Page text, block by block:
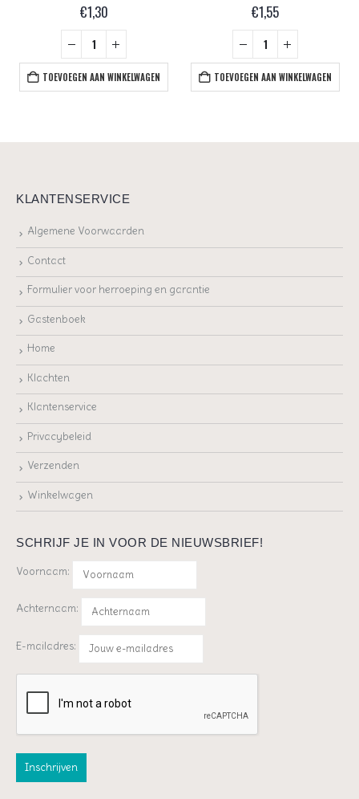
€1,30
TOEVOEGEN AAN WINKELWAGEN
€1,55
TOEVOEGEN AAN WINKELWAGEN
KLANTENSERVICE
Algemene Voorwaarden
Contact
Formulier voor herroeping en garantie
Gastenboek
Home
Klachten
Klantenservice
Privacybeleid
Verzenden
Winkelwagen
SCHRIJF JE IN VOOR DE NIEUWSBRIEF!
Voornaam:
Achternaam:
E-mailadres: